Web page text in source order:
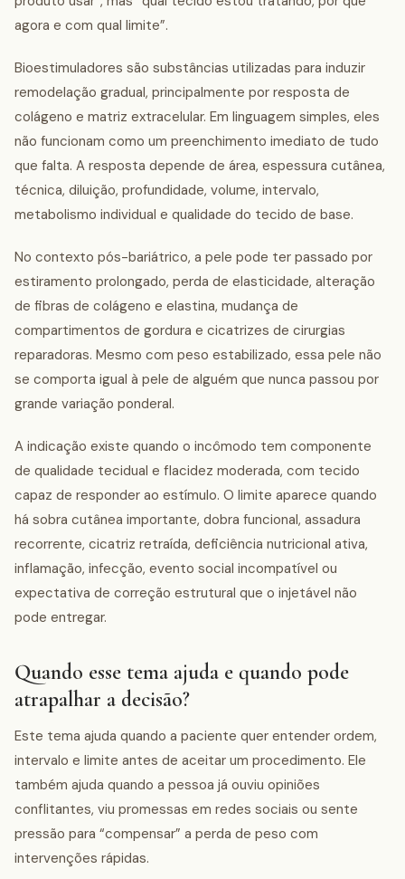
agora e com qual limite”.
Bioestimuladores são substâncias utilizadas para induzir
remodelação gradual, principalmente por resposta de
colágeno e matriz extracelular. Em linguagem simples, eles
não funcionam como um preenchimento imediato de tudo
que falta. A resposta depende de área, espessura cutânea,
técnica, diluição, profundidade, volume, intervalo,
metabolismo individual e qualidade do tecido de base.
No contexto pós-bariátrico, a pele pode ter passado por
estiramento prolongado, perda de elasticidade, alteração
de fibras de colágeno e elastina, mudança de
compartimentos de gordura e cicatrizes de cirurgias
reparadoras. Mesmo com peso estabilizado, essa pele não
se comporta igual à pele de alguém que nunca passou por
grande variação ponderal.
A indicação existe quando o incômodo tem componente
de qualidade tecidual e flacidez moderada, com tecido
capaz de responder ao estímulo. O limite aparece quando
há sobra cutânea importante, dobra funcional, assadura
recorrente, cicatriz retraída, deficiência nutricional ativa,
inflamação, infecção, evento social incompatível ou
expectativa de correção estrutural que o injetável não
pode entregar.
Quando esse tema ajuda e quando pode
atrapalhar a decisão?
Este tema ajuda quando a paciente quer entender ordem,
intervalo e limite antes de aceitar um procedimento. Ele
também ajuda quando a pessoa já ouviu opiniões
conflitantes, viu promessas em redes sociais ou sente
pressão para “compensar” a perda de peso com
intervenções rápidas.